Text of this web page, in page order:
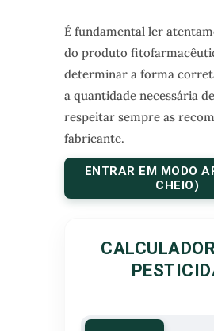
É fundamental ler
do produto
determinar a forma
a quantidade necessária
respeitar sempre as
fabricante.
ENTRAR EM MODO
CHEIO)